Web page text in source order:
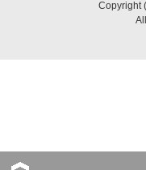
Copyright